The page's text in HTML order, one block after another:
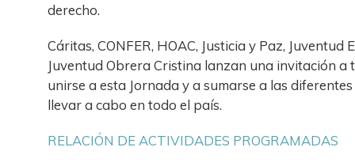
derecho.
Cáritas, CONFER, HOAC, Justicia y Paz, Juventud
Juventud Obrera Cristina lanzan una invitación a
unirse a esta Jornada y a sumarse a las
llevar a cabo en todo el país.
RELACIÓN DE ACTIVIDADES PROGRAMADAS